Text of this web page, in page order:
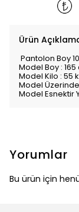
Ürün
Pantolon Boy
Model Boy : 165
Model Kilo : 55
Model
Model Esnektir
Yorumlar
Bu ürün için